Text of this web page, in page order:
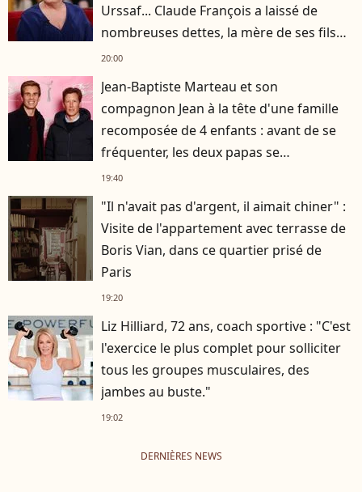
Urssaf... Claude François a laissé de
nombreuses dettes, la mère de ses fils
s'est occupée de tout
20:00
Jean-Baptiste Marteau et son
compagnon Jean à la tête d'une famille
recomposée de 4 enfants : avant de se
fréquenter, les deux papas se
connaissaient depuis des années
19:40
"Il n'avait pas d'argent, il aimait chiner" :
Visite de l'appartement avec terrasse de
Boris Vian, dans ce quartier prisé de
Paris
19:20
Liz Hilliard, 72 ans, coach sportive : "C'est
l'exercice le plus complet pour solliciter
tous les groupes musculaires, des
jambes au buste."
19:02
DERNIÈRES NEWS